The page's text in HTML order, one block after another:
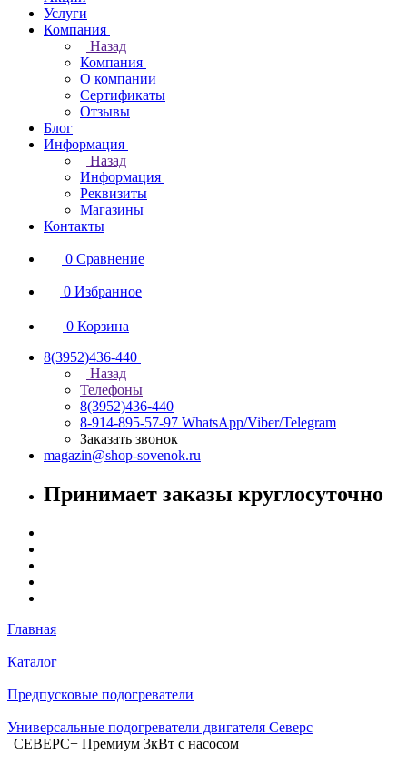
Услуги
Компания
Назад
Компания
О компании
Сертификаты
Отзывы
Блог
Информация
Назад
Информация
Реквизиты
Магазины
Контакты
0 Сравнение
0 Избранное
0 Корзина
8(3952)436-440
Назад
Телефоны
8(3952)436-440
8-914-895-57-97 WhatsApp/Viber/Telegram
Заказать звонок
magazin@shop-sovenok.ru
Принимает заказы круглосуточно
Главная
Каталог
Предпусковые подогреватели
Универсальные подогреватели двигателя Северс
СЕВЕРС+ Премиум 3кВт с насосом